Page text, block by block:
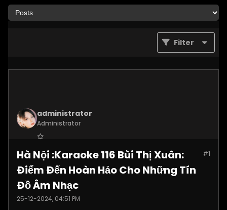
Filter
administrator
Administrator
Posts:520 #1
Hà Nội :Karaoke 116 Bùi Thị Xuân:
Điểm Đến Hoàn Hảo Cho Những Tín
Đồ Âm Nhạc
25-12-2024, 04:51 PM